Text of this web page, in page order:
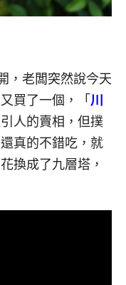
，老闆突然說今天
買了一個，「 川
人的賣相，但撲
真的不錯吃，就
換成了九層塔，